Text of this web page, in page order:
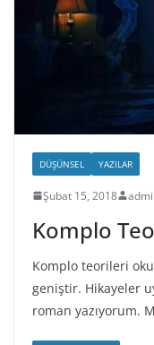
DÜŞÜNSEL YAZILAR
Şubat 15, 2018
Komplo
Komplo teorileri
geniştir. Hikayeler
roman yazıyorum.